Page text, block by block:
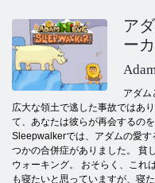
ア
ー
アダム
広大な領土で逃した事故ではあ
て、あなたは彼らが再会するの
Sleepwalkerでは、アダムの愛す
つかの合併症がありました。 貧
ウォーキング。 おそらく、これ
も寝たいと思っていますが、寝